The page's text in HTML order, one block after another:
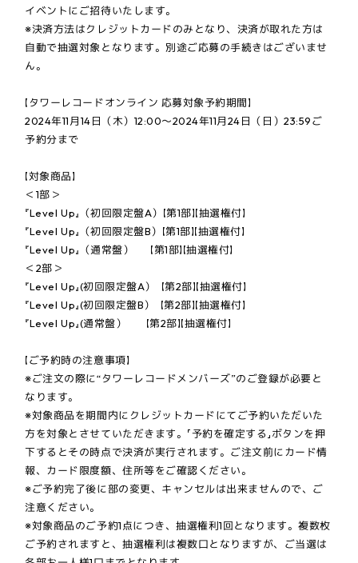
イベントにご招待いたします。
※決済方法はクレジットカードのみとなり、決済が取れた方は
自動で抽選対象となります。別途ご応募の手続きはございませ
ん。
【タワーレコードオンライン 応募対象予約期間】
2024年11月14日（木）12:00～2024年11月24日（日）23:59ご
予約分まで
【対象商品】
＜1部＞
『Level Up』（初回限定盤A）【第1部】【抽選権付】
『Level Up』（初回限定盤B）【第1部】【抽選権付】
『Level Up』（通常盤） 【第1部】【抽選権付】
＜2部＞
『Level Up』(初回限定盤A） 【第2部】【抽選権付】
『Level Up』(初回限定盤B） 【第2部】【抽選権付】
『Level Up』(通常盤） 【第2部】【抽選権付】
【ご予約時の注意事項】
※ご注文の際に“タワーレコードメンバーズ”のご登録が必要と
なります。
※対象商品を期間内にクレジットカードにてご予約いただいた
方を対象とさせていただきます。「予約を確定する」ボタンを押
下するとその時点で決済が実行されます。ご注文前にカード情
報、カード限度額、住所等をご確認ください。
※ご予約完了後に部の変更、キャンセルは出来ませんので、ご
注意ください。
※対象商品のご予約1点につき、抽選権利1回となります。複数枚
ご予約されますと、抽選権利は複数口となりますが、ご当選は